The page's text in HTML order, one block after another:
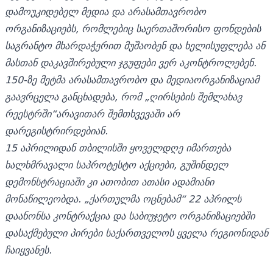
დამოუკიდებელ მედია და არასამთავრობო
ორგანიზაციებს, რომლებიც საერთაშორისო ფონდების
საგრანტო მხარდაჭერით მუშაობენ და ხელისუფლება ან
მასთან დაკავშირებული ჯგუფები ვერ აკონტროლებენ.
150-ზე მეტმა არასამთავრობო და მედიაორგანიზაციამ
გაავრცელა განცხადება, რომ „ღირსების შემლახავ
რეესტრში“არავითარ შემთხვევაში არ
დარეგისტრირდებიან.
15 აპრილიდან თბილისში ყოველდღე იმართება
ხალხმრავალი საპროტესტო აქციები, გუშინდელ
დემონსტრაციაში კი ათობით ათასი ადამიანი
მონაწილეობდა. „ქართულმა ოცნებამ“ 22 აპრილს
დაანონსა კონტრაქცია და საბიუჯეტო ორგანიზაციებში
დასაქმებული პირები საქართველოს ყველა რეგიონიდან
ჩაიყვანეს.